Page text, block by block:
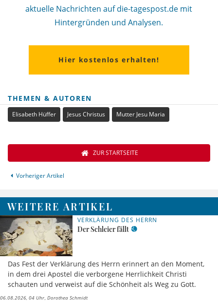
aktuelle Nachrichten auf die-tagespost.de mit
Hintergründen und Analysen.
Hier kostenlos erhalten!
THEMEN & AUTOREN
Elisabeth Hüffer Jesus Christus Mutter Jesu Maria
Vorheriger Artikel
ZUR STARTSEITE
WEITERE ARTIKEL
VERKLÄRUNG DES HERRN
Der Schleier fällt
Das Fest der Verklärung des Herrn erinnert an den Moment,
in dem drei Apostel die verborgene Herrlichkeit Christi
schauten und verweist auf die Schönheit als Weg zu Gott.
06.08.2026, 04 Uhr Dorothea Schmidt